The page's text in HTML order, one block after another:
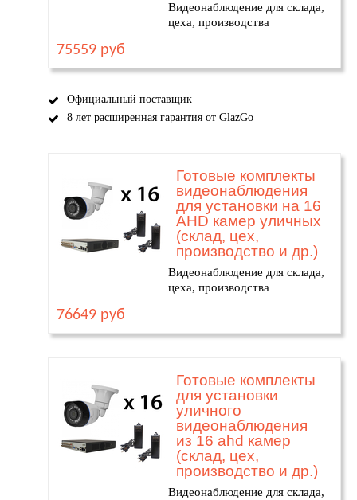
Видеонаблюдение для склада,
цеха, производства
75559 руб
Официальный поставщик
8 лет расширенная гарантия от GlazGo
Готовые комплекты
видеонаблюдения
для установки на 16
AHD камер уличных
(склад, цех,
производство и др.)
Видеонаблюдение для склада,
цеха, производства
76649 руб
Готовые комплекты
для установки
уличного
видеонаблюдения
из 16 ahd камер
(склад, цех,
производство и др.)
Видеонаблюдение для склада,